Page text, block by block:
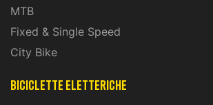
MTB
Fixed & Single Speed
City Bike
biciclette eletteriche